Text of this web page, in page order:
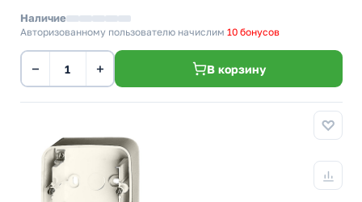
Наличие
Авторизованному пользователю начислим 10 бонусов
− + В корзину